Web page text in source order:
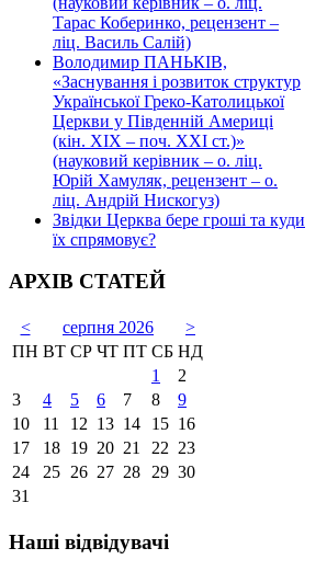
Тарас Коберинко, рецензент –
ліц. Василь Салій)
Володимир ПАНЬКІВ,
«Заснування і розвиток структур
Української Греко-Католицької
Церкви у Південній Америці
(кін. ХІХ – поч. ХХІ ст.)»
(науковий керівник – о. ліц.
Юрій Хамуляк, рецензент – о.
ліц. Андрій Нискогуз)
Звідки Церква бере гроші та куди
їх спрямовує?
АРХІВ СТАТЕЙ
< серпня 2026
>
ПН ВТ СР ЧТ ПТ СБ НД
1
2
3
4 5 6 7 8
9
10
11 12 13 14 15 16
17
18 19 20 21 22 23
24
25 26 27 28 29 30
31
Наші відвідувачі